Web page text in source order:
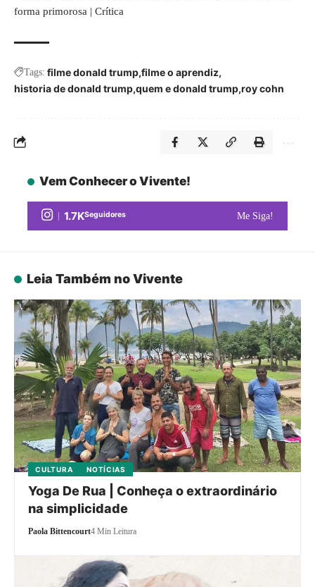
forma primorosa | Crítica
Tags: filme donald trump filme o aprendiz
historia de donald trump quem e donald trump roy cohn
Vem Conhecer o Vivente!
1.7KSeguidores Me Siga!
Leia Também no Vivente
CULTURA NOTÍCIAS
Yoga De Rua | Conheça o extraordinário
na simplicidade
Paola Bittencourt4 Min Leitura